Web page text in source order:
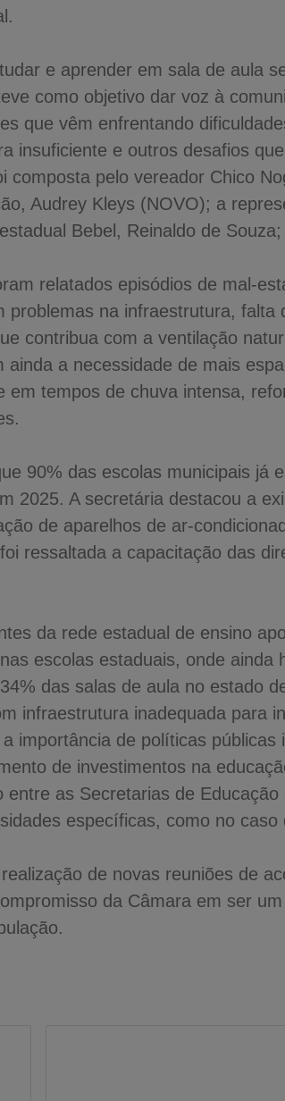
e aprender em sala de aula
como objetivo dar voz à
que vêm enfrentando
insuficiente e outros desafios
composta pelo vereador Chico
Audrey Kleys (NOVO); a
Bebel, Reinaldo de
relatados episódios de mal-
problemas na infraestrutura, falta
contribua com a ventilação
ainda a necessidade de mais
em tempos de chuva intensa,
90% das escolas municipais já
2025. A secretária destacou a
de aparelhos de ar-
ressaltada a capacitação das
da rede estadual de ensino
escolas estaduais, onde ainda
das salas de aula no estado
infraestrutura inadequada para
importância de políticas
de investimentos na
entre as Secretarias de
específicas, como no caso
de novas reuniões de
da Câmara em ser